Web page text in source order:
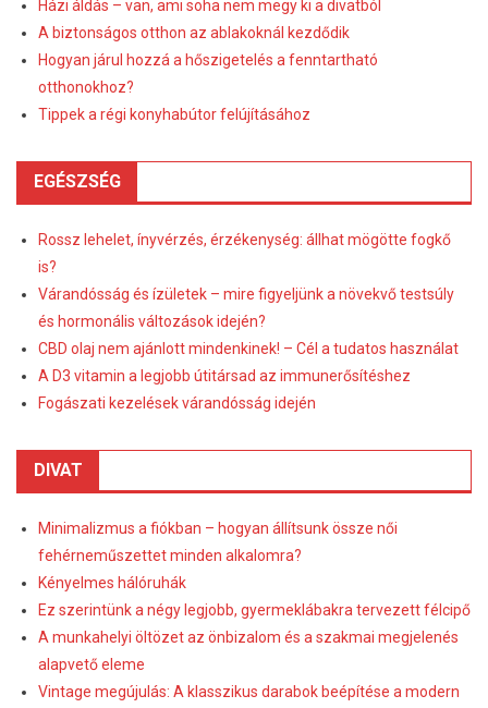
Házi áldás – van, ami soha nem megy ki a divatból
A biztonságos otthon az ablakoknál kezdődik
Hogyan járul hozzá a hőszigetelés a fenntartható
otthonokhoz?
Tippek a régi konyhabútor felújításához
EGÉSZSÉG
Rossz lehelet, ínyvérzés, érzékenység: állhat mögötte fogkő
is?
Várandósság és ízületek – mire figyeljünk a növekvő testsúly
és hormonális változások idején?
CBD olaj nem ajánlott mindenkinek! – Cél a tudatos használat
A D3 vitamin a legjobb útitársad az immunerősítéshez
Fogászati kezelések várandósság idején
DIVAT
Minimalizmus a fiókban – hogyan állítsunk össze női
fehérneműszettet minden alkalomra?
Kényelmes hálóruhák
Ez szerintünk a négy legjobb, gyermeklábakra tervezett félcipő
A munkahelyi öltözet az önbizalom és a szakmai megjelenés
alapvető eleme
Vintage megújulás: A klasszikus darabok beépítése a modern